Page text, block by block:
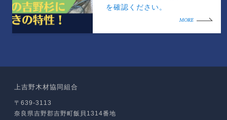
を確認ください。
MORE
上吉野木材協同組合
〒639-3113
奈良県吉野郡吉野町飯貝1314番地